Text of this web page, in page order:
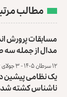
مطالب
مدال از جمله سه
۱۲ سرطان ۱۴۰۵ - ۳ جولای ۲۰۲۶
یک نظامی پیشین
ناشناس کشته شد